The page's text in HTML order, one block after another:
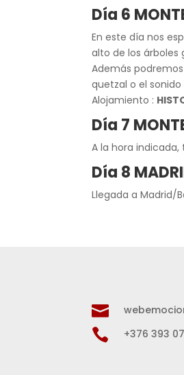
Día 6
En este día nos
alto de los árboles
Además
quetzal o el
Alojamiento :
Día 7
A la hora
Día 8
Llegada a Madrid/

 +376 393